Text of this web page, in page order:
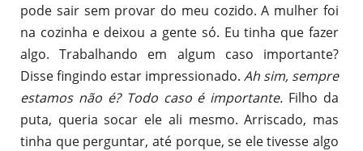
pode sair sem provar do meu cozido. A mulher foi
na cozinha e deixou a gente só. Eu tinha que fazer
algo. Trabalhando em algum caso importante?
Disse fingindo estar impressionado. Ah sim, sempre
estamos não é? Todo caso é importante. Filho da
puta, queria socar ele ali mesmo. Arriscado, mas
tinha que perguntar, até porque, se ele tivesse algo